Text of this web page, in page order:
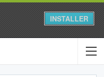
INSTALLER